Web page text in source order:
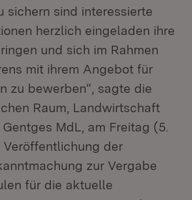
sichern sind interessierte
herzlich eingeladen ihre
und sich im Rahmen
mit ihrem Angebot für
zu bewerben“, sagte die
Raum, Landwirtschaft
MdL, am Freitag (5.
der
zur Vergabe
für die aktuelle